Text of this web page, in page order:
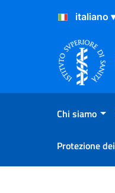
Salta al Contenuto
Salta al Footer
Chi siamo
Protezione